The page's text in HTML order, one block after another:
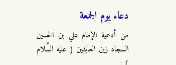
دعاء يوم الجمعة
من أدعية الإمام علي بن الحسين
السجاد زين العابدين ( عليه السَّلام